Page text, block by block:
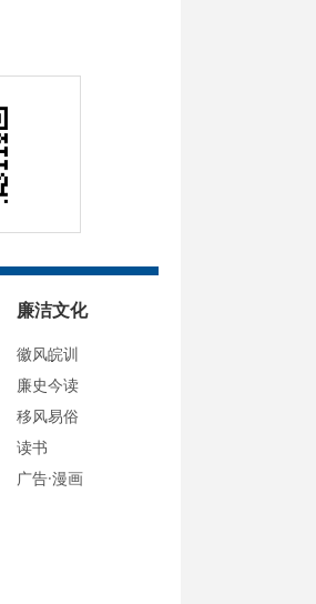
廉洁文化
徽风皖训
廉史今读
移风易俗
读书
广告·漫画